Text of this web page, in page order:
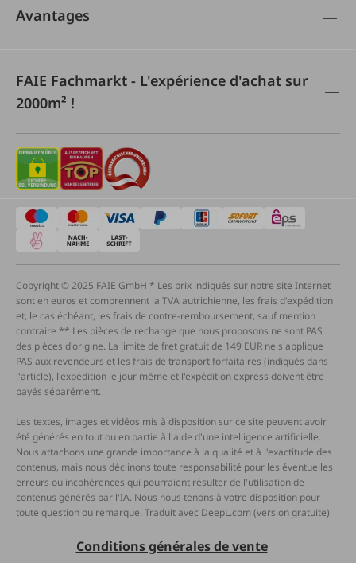
Avantages
FAIE Fachmarkt - L'expérience d'achat sur
2000m² !
Copyright © 2025 FAIE GmbH * Les prix indiqués sur notre site Internet
sont en euros et comprennent la TVA autrichienne, les frais d'expédition
et, le cas échéant, les frais de contre-remboursement, sauf mention
contraire ** Les pièces de rechange que nous proposons ne sont PAS
des pièces d'origine. La limite de fret gratuit de 149 EUR ne s'applique
PAS aux revendeurs et les frais de transport forfaitaires (indiqués dans
l'article), l'expédition le jour même et l'expédition express doivent être
payés séparément.
Les textes, images et vidéos mis à disposition sur ce site peuvent avoir
été générés en tout ou en partie à l'aide d'une intelligence artificielle.
Nous attachons une grande importance à la qualité et à l'exactitude des
contenus, mais nous déclinons toute responsabilité pour les éventuelles
erreurs ou incohérences qui pourraient résulter de l'utilisation de
contenus générés par l'IA. Nous nous tenons à votre disposition pour
toute question ou remarque. Traduit avec DeepL.com (version gratuite)
Conditions générales de vente